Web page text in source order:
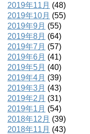
2019年11月 (48)
2019年10月 (55)
2019年9月 (55)
2019年8月 (64)
2019年7月 (57)
2019年6月 (41)
2019年5月 (40)
2019年4月 (39)
2019年3月 (43)
2019年2月 (31)
2019年1月 (54)
2018年12月 (39)
2018年11月 (43)